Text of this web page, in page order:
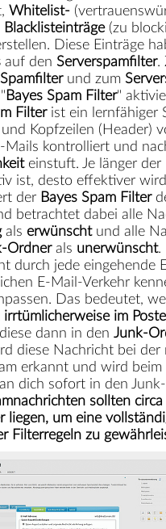
Whitelist-
Blacklisteinträge(zu
Diese Einträge
auf den Serverspamfilter.
Spamfilterund zum
Bayes Spam Filter"
Filterist ein lernfähiger
Kopfzeilen (Header)
Mails kontrolliert und
einstuft. Je länger der
ist, desto effektiver wird
der Bayes Spam Filter
betrachtet dabei alle
als erwünschtund alle
Ordnerals unerwünscht.
durch jede eingehende
E-Mail-Verkehr
Das bedeutet,
irrtümlicherweise im
dann in den Junk-
diese Nachricht bei der
erkannt und wird beim
dich sofort in den
sollten circa
liegen, um eine
Filterregeln zu